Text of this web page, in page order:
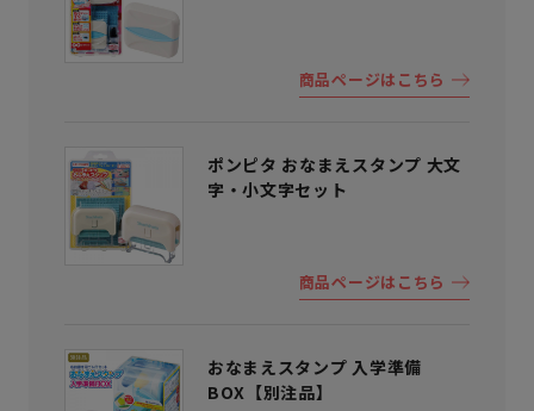
商品ページはこちら
ポンピタ おなまえスタンプ 大文
字・小文字セット
商品ページはこちら
おなまえスタンプ 入学準備
BOX【別注品】